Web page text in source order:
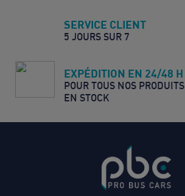
SERVICE CLIENT
5 JOURS SUR 7
EXPÉDITION EN 24/48 H
POUR TOUS NOS PRODUITS
EN STOCK